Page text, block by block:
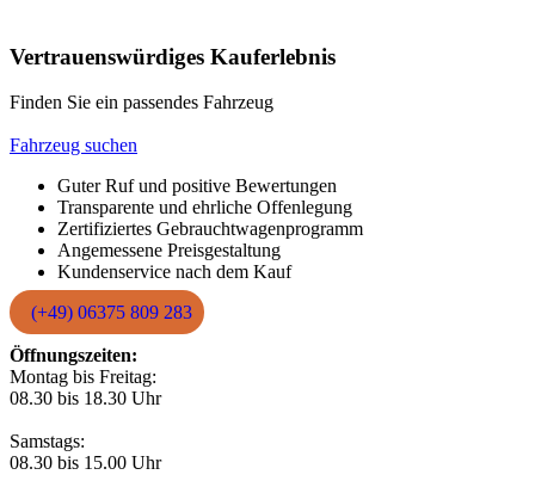
Vertrauenswürdiges Kauferlebnis
Finden Sie ein passendes Fahrzeug
Fahrzeug suchen
Guter Ruf und positive Bewertungen
Transparente und ehrliche Offenlegung
Zertifiziertes Gebrauchtwagenprogramm
Angemessene Preisgestaltung
Kundenservice nach dem Kauf
(+49) 06375 809 283
Öffnungszeiten:
Montag bis Freitag:
08.30 bis 18.30 Uhr
Samstags:
08.30 bis 15.00 Uhr